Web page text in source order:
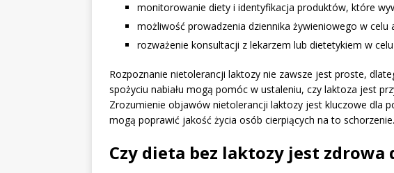
monitorowanie diety i identyfikacja produktów, które
możliwość prowadzenia dziennika żywieniowego w celu
rozważenie konsultacji z lekarzem lub dietetykiem w
Rozpoznanie nietolerancji laktozy nie zawsze jest proste,
spożyciu nabiału mogą pomóc w ustaleniu, czy laktoza jest
Zrozumienie objawów nietolerancji laktozy jest kluczowe dla
mogą poprawić jakość życia osób cierpiących na to schorzenie.
Czy dieta bez laktozy jest zdrowa